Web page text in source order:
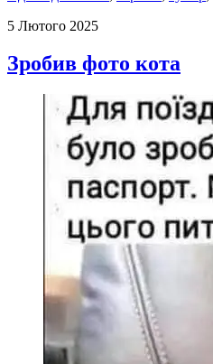
5 Лютого 2025
Зробив фото кота